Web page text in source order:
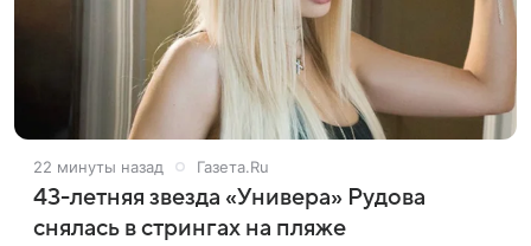
22 минуты назад Газета.Ru
43-летняя звезда «Универа» Рудова
снялась в стрингах на пляже